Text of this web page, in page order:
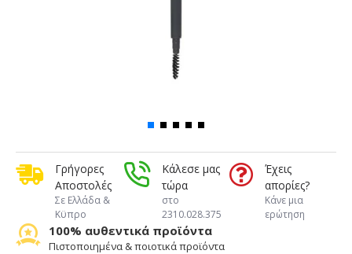
Γρήγορες
Αποστολές
Σε Ελλάδα &
Κϋπρο
Κάλεσε μας
τώρα
στο
2310.028.375
Έχεις
απορίες?
Κάνε μια
ερώτηση
100% αυθεντικά προϊόντα
Πιστοποιημένα & ποιοτικά προϊόντα